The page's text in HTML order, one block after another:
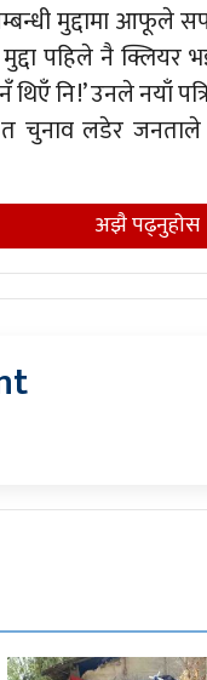
मुद्दामा
मुद्दा पहिले नै
नि !’ उनले नयाँ
लडेर जनताले
अझै पढ्नुहाेस